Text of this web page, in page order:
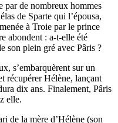
par de nombreux hommes
de Sparte qui l’épousa,
à Troie par le prince
abondent : a-t-elle été
son plein gré avec Pâris ?
s’embarquèrent sur un
récupérer Hélène, lançant
dix ans. Finalement, Pâris
elle.
de la mère d’Hélène (son